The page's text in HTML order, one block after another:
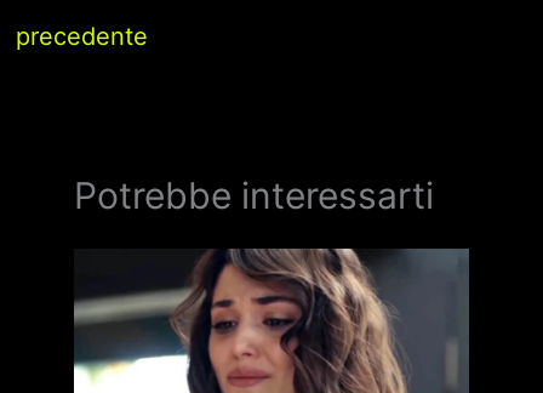
precedente
Potrebbe interessarti